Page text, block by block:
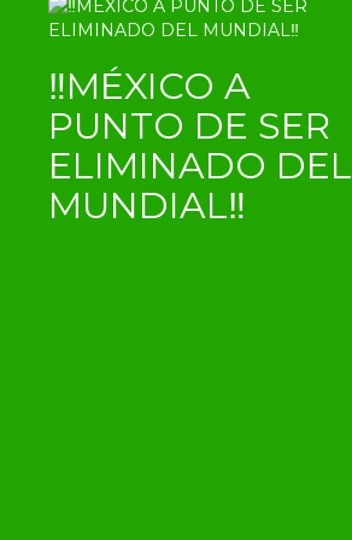
‼MÉXICO A
PUNTO DE SER
ELIMINADO DEL
MUNDIAL‼